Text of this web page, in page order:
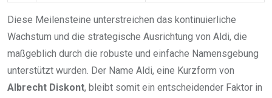
Diese Meilensteine unterstreichen das kontinuierliche
Wachstum und die strategische Ausrichtung von Aldi, die
maßgeblich durch die robuste und einfache Namensgebung
unterstützt wurden. Der Name Aldi, eine Kurzform von
Albrecht Diskont, bleibt somit ein entscheidender Faktor in